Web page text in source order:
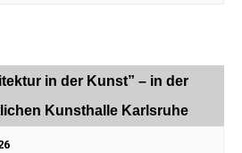
in der Kunst” – in der
Kunsthalle Karlsruhe